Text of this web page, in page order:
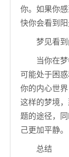
你。如果你
快你会看到阳
梦见看
当你在
可能处于困
你的内心世
这样的梦境
题的途径，
己更加平静。
总结